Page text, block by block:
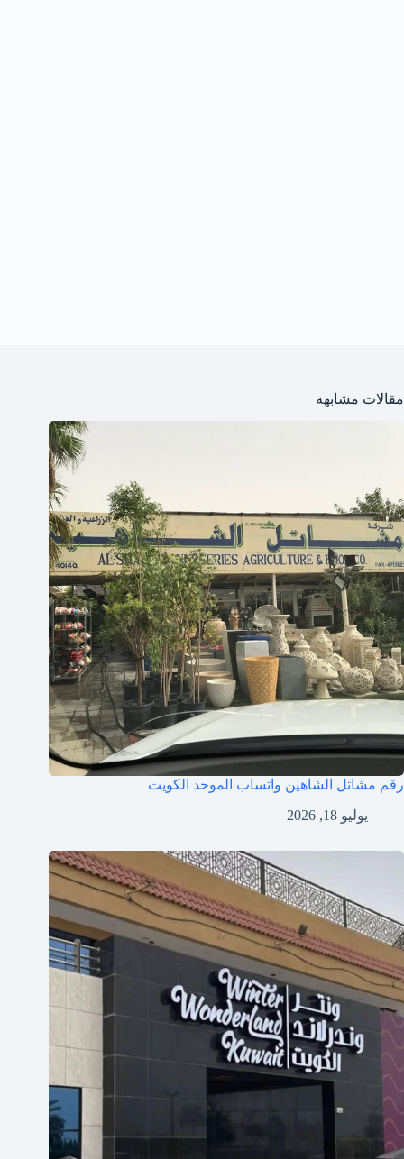
مقالات مشابهة
رقم مشاتل الشاهين واتساب الموحد الكويت
يوليو 18, 2026